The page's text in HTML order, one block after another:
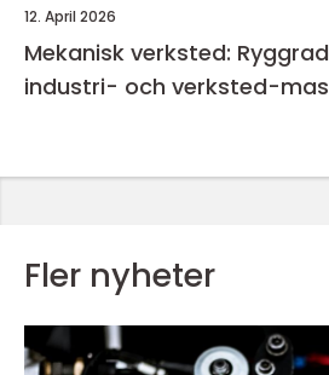
12. April 2026
Mekanisk verksted:
industri- och verksted-
Fler nyheter